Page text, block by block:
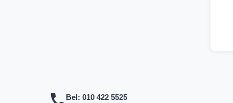
Bel: 010 422 5525